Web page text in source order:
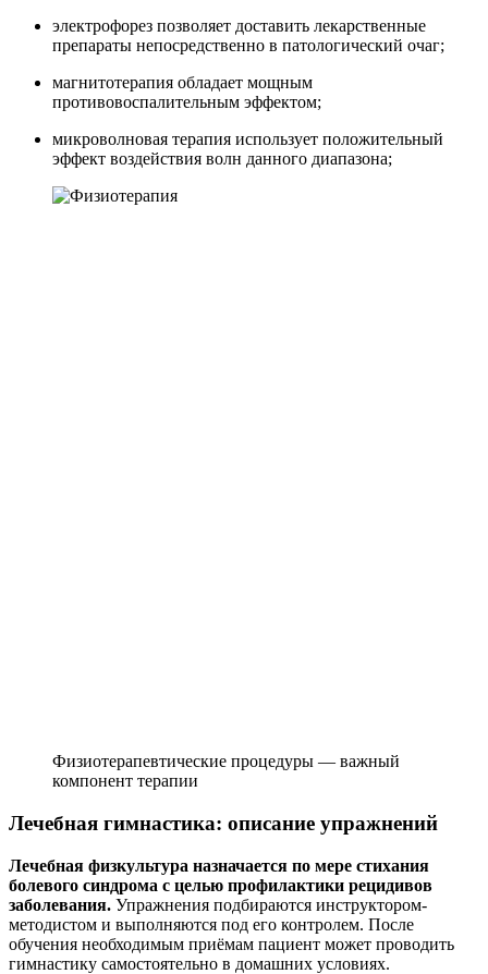
электрофорез позволяет доставить лекарственные
препараты непосредственно в патологический очаг;
магнитотерапия обладает мощным
противовоспалительным эффектом;
микроволновая терапия использует положительный
эффект воздействия волн данного диапазона;
Физиотерапевтические процедуры — важный
компонент терапии
Лечебная гимнастика: описание упражнений
Лечебная физкультура назначается по мере стихания
болевого синдрома с целью профилактики рецидивов
заболевания. Упражнения подбираются инструктором-
методистом и выполняются под его контролем. После
обучения необходимым приёмам пациент может проводить
гимнастику самостоятельно в домашних условиях.